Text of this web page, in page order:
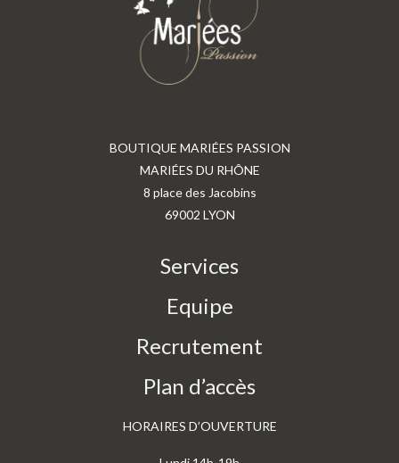
BOUTIQUE MARIÉES PASSION
MARIÉES DU RHÔNE
8 place des Jacobins
69002 LYON
Services
Equipe
Recrutement
Plan d’accès
HORAIRES D’OUVERTURE